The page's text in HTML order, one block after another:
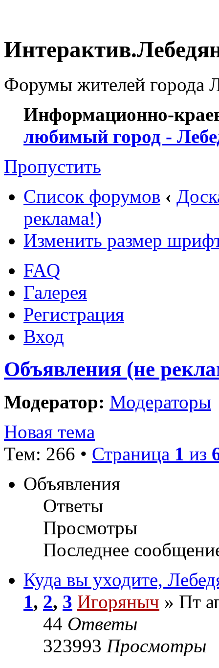
Форумы жителей города
Информационно-
любимый город -
Пропустить
Список форумов ‹
реклама!)
Изменить размер
FAQ
Галерея
Регистрация
Вход
Объявления (не
Модератор: Модераторы
Новая тема
Тем: 266 • Страница 1 из
Объявления
Ответы
Просмотры
Последнее
Куда вы уходите,
1, 2, 3 Игоряныч » Пт
44 Ответы
323993 Просмотры